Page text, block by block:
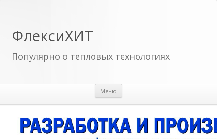
ФлексиХИТ
Популярно о тепловых технологиях
Меню